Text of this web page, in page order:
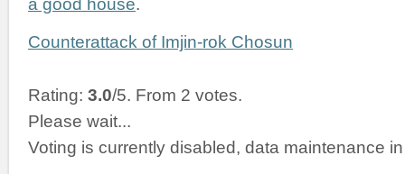
Counterattack of Imjin-rok Chosun
Rating: 3.0/5. From 2 votes.
Please wait...
Voting is currently disabled, data maintenance